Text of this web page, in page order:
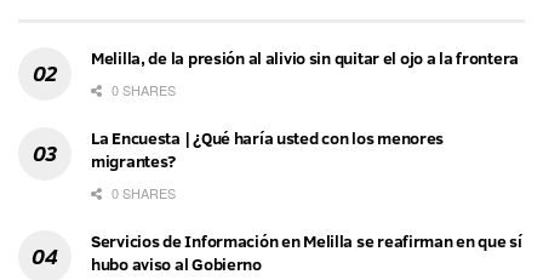
Melilla, de la presión al alivio sin quitar el ojo a la frontera
0 SHARES
La Encuesta | ¿Qué haría usted con los menores
migrantes?
0 SHARES
Servicios de Información en Melilla se reafirman en que sí
hubo aviso al Gobierno